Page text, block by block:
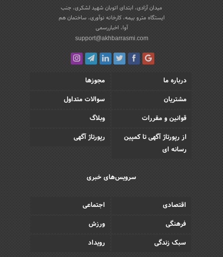
میدان آزادی، ابتدای اتوبان شهید لشکری، جنب
ایستگاه مترو بیمه، کارخانه نوآوری، ساختمان هم
آوا، اخباررسمی
support@akhbarrasmi.com
درباره ما
مجوزها
مشتریان
سوالات متداول
قوانین و مقررات
وبلاگ
از رپورتاژ آگهی تا کمپین
رسانه ای
رپورتاژ آگهی
سرویس‌های خبری
اقتصادی
اجتماعی
فرهنگی
ورزش
سبک زندگی
رویداد